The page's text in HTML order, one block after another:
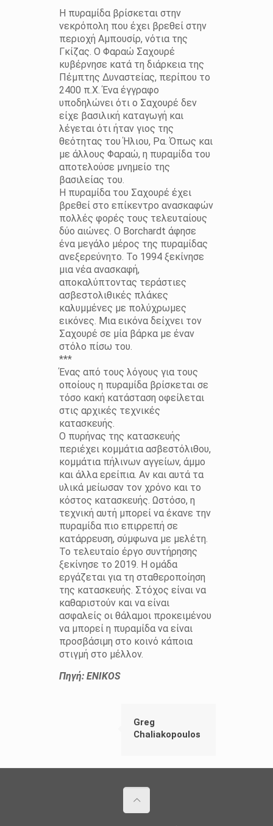
Η πυραμίδα βρίσκεται στην
νεκρόπολη που έχει βρεθεί στην
περιοχή Αμπουσίρ, νότια της
Γκίζας. Ο Φαραώ Σαχουρέ
κυβέρνησε κατά τη διάρκεια της
Πέμπτης Δυναστείας, περίπου το
2400 π.Χ. Ένα έγγραφο
υποδηλώνει ότι ο Σαχουρέ δεν
είχε βασιλική καταγωγή και
λέγεται ότι ήταν γιος της
θεότητας του Ήλιου, Ρα. Όπως και
με άλλους Φαραώ, η πυραμίδα του
αποτελούσε μνημείο της
βασιλείας του.
Η πυραμίδα του Σαχουρέ έχει
βρεθεί στο επίκεντρο ανασκαφών
πολλές φορές τους τελευταίους
δύο αιώνες. Ο Borchardt άφησε
ένα μεγάλο μέρος της πυραμίδας
ανεξερεύνητο. Το 1994 ξεκίνησε
μια νέα ανασκαφή,
αποκαλύπτοντας τεράστιες
ασβεστολιθικές πλάκες
καλυμμένες με πολύχρωμες
εικόνες. Μια εικόνα δείχνει τον
Σαχουρέ σε μία βάρκα με έναν
στόλο πίσω του.
***
Ένας από τους λόγους για τους
οποίους η πυραμίδα βρίσκεται σε
τόσο κακή κατάσταση οφείλεται
στις αρχικές τεχνικές
κατασκευής.
Ο πυρήνας της κατασκευής
περιέχει κομμάτια ασβεστόλιθου,
κομμάτια πήλινων αγγείων, άμμο
και άλλα ερείπια. Αν και αυτά τα
υλικά μείωσαν τον χρόνο και το
κόστος κατασκευής. Ωστόσο, η
τεχνική αυτή μπορεί να έκανε την
πυραμίδα πιο επιρρεπή σε
κατάρρευση, σύμφωνα με μελέτη.
Το τελευταίο έργο συντήρησης
ξεκίνησε το 2019. Η ομάδα
εργάζεται για τη σταθεροποίηση
της κατασκευής. Στόχος είναι να
καθαριστούν και να είναι
ασφαλείς οι θάλαμοι προκειμένου
να μπορεί η πυραμίδα να είναι
προσβάσιμη στο κοινό κάποια
στιγμή στο μέλλον.
Πηγή: ENIKOS
Greg
Chaliakopoulos